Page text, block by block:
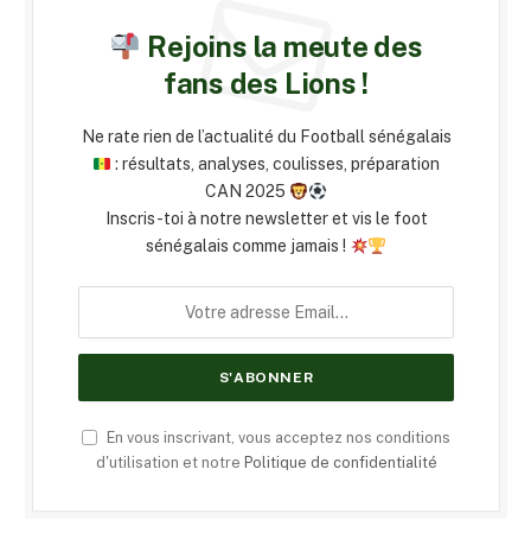
Rejoins la meute des
fans des Lions !
Ne rate rien de l’actualité du Football sénégalais
: résultats, analyses, coulisses, préparation
CAN 2025
Inscris-toi à notre newsletter et vis le foot
sénégalais comme jamais !
En vous inscrivant, vous acceptez nos conditions
d'utilisation et notre Politique de confidentialité